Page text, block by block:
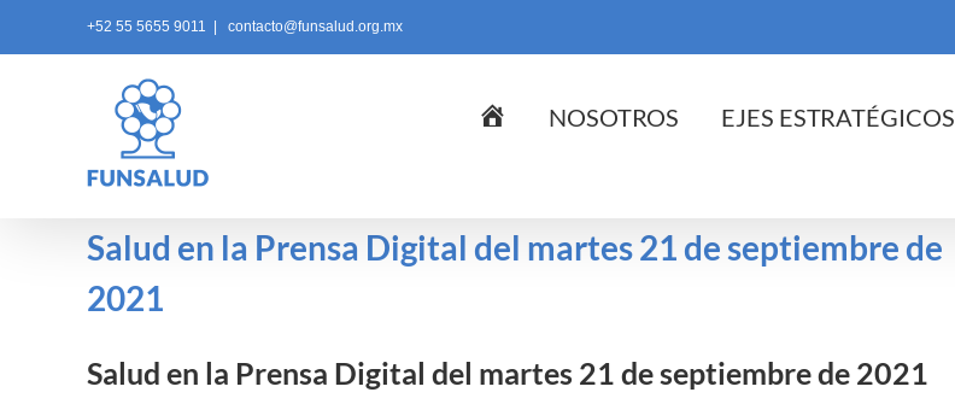
+52 55 5655 9011 contacto@funsalud.org.mx
InicioNOSOTROS EJES ESTRATÉGICOS
Salud en la Prensa Digital del martes 21 de septiembre de
2021
Salud en la Prensa Digital del martes 21 de septiembre de 2021